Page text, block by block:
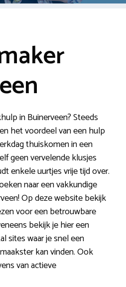
in Buinerveen? Steeds
het voordeel van een hulp
thuiskomen in een
geen vervelende klusjes
enkele uurtjes vrije tijd over.
naar een vakkundige
Op deze website bekijk
voor een betrouwbare
bekijk je hier een
sites waar je snel een
kan vinden. Ook
van actieve